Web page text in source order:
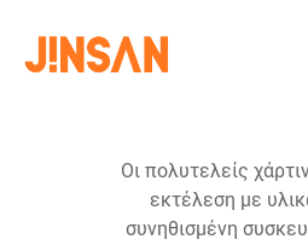
Οι πολυτελείς
εκτέλεση με
συνηθισμένη